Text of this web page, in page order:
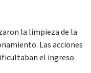
la limpieza de la
Las acciones
el ingreso